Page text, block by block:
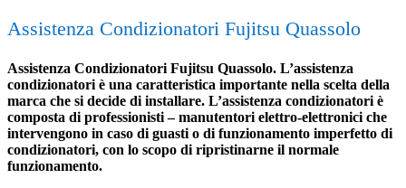
Assistenza Condizionatori Fujitsu Quassolo
Assistenza Condizionatori Fujitsu Quassolo. L’assistenza
condizionatori è una caratteristica importante nella scelta della
marca che si decide di installare. L’assistenza condizionatori è
composta di professionisti – manutentori elettro-elettronici che
intervengono in caso di guasti o di funzionamento imperfetto di
condizionatori, con lo scopo di ripristinarne il normale
funzionamento.